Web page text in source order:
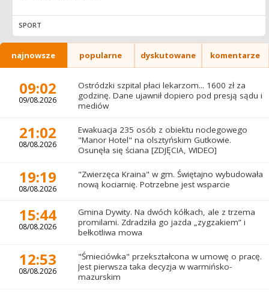
SPORT
najnowsze popularne dyskutowane komentarze
09:02
09/08.2026
Ostródzki szpital płaci lekarzom... 1600 zł za
godzinę. Dane ujawnił dopiero pod presją sądu i
mediów
21:02
08/08.2026
Ewakuacja 235 osób z obiektu noclegowego
"Manor Hotel" na olsztyńskim Gutkowie.
Osunęła się ściana [ZDJĘCIA, WIDEO]
19:19
08/08.2026
"Zwierzęca Kraina" w gm. Świętajno wybudowała
nową kociarnię. Potrzebne jest wsparcie
15:44
08/08.2026
Gmina Dywity. Na dwóch kółkach, ale z trzema
promilami. Zdradziła go jazda „zygzakiem” i
bełkotliwa mowa
12:53
08/08.2026
"Śmieciówka" przekształcona w umowę o pracę.
Jest pierwsza taka decyzja w warmińsko-
mazurskim